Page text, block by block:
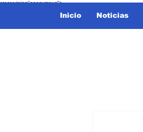
crossorigin="anonymous">
Inicio Noticias